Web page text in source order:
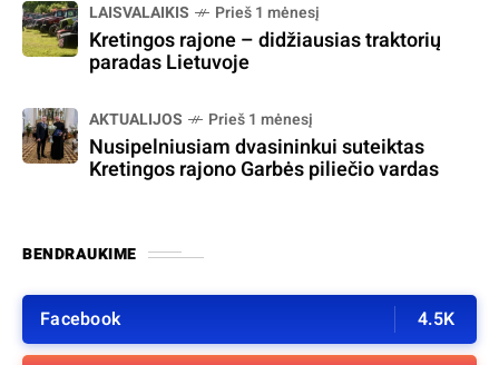
LAISVALAIKIS Prieš 1 mėnesį
Kretingos rajone – didžiausias traktorių
paradas Lietuvoje
AKTUALIJOS Prieš 1 mėnesį
Nusipelniusiam dvasininkui suteiktas
Kretingos rajono Garbės piliečio vardas
BENDRAUKIME
Facebook 4.5K